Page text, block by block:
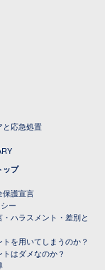
と応急処置
ップ
保護宣言
ー
ハラスメント・差別と
を用いてしまうのか？
はダメなのか？